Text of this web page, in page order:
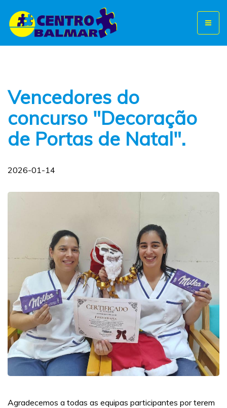
Vencedores do
concurso "Decoração
de Portas de Natal".
2026-01-14
Agradecemos a todas as equipas participantes por terem